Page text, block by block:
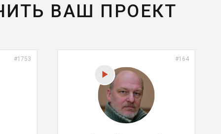
ВАШ ПРОЕКТ
#1753 #164